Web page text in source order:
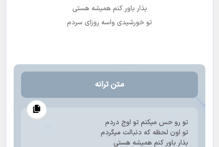
بذار باور کنم همیشه هستی
تو خورشیدی واسه روزای سردم
متن ترانه
تو رو حس میکنم تو اوج دردم
تو اون لحظه که دنبالت میگردم
بذار باور کنم همیشه هستی